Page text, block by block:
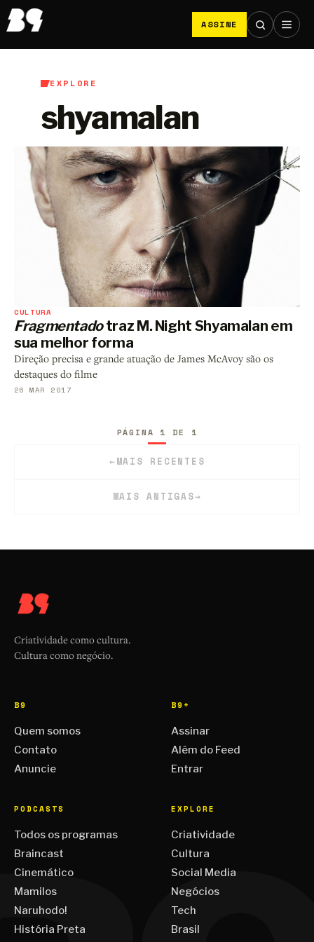
ASSINE
EXPLORE
shyamalan
CULTURA
Fragmentadotraz M. Night Shyamalan em
sua melhor forma
Direção precisa e grande atuação de James McAvoy são os
destaques do filme
26 MAR 2017
←MAIS RECENTES
PÁGINA 1 DE 1
MAIS ANTIGAS→
Criatividade como cultura.
Cultura como negócio.
B9
Quem somos
Contato
Anuncie
B9+
Assinar
Além do Feed
Entrar
PODCASTS
Todos os programas
Braincast
Cinemático
Mamilos
Naruhodo!
História Preta
EXPLORE
Criatividade
Cultura
Social Media
Negócios
Tech
Brasil